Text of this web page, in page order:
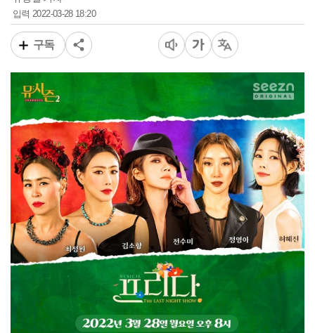
입력2022-03-28 18:20
구독